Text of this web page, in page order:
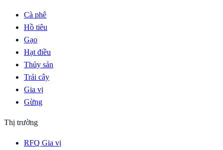
Cà phê
Hồ tiêu
Gạo
Hạt điều
Thủy sản
Trái cây
Gia vị
Gừng
Thị trường
RFQ Gia vị